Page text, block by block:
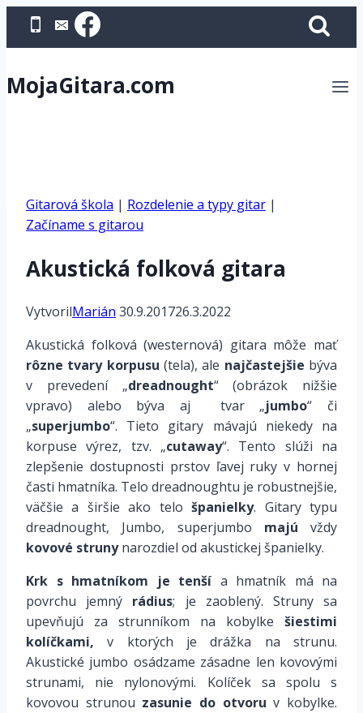
Skip
MojaGitara.com
Gitarová škola | Rozdelenie a typy gitar |
Začíname s gitarou
Akustická folková gitara
VytvorilMarián 30.9.201726.3.2022
Akustická folková (westernová) gitara môže mať
rôzne tvary korpusu (tela), ale najčastejšie býva
v prevedení „dreadnought“ (obrázok nižšie
vpravo) alebo býva aj tvar „jumbo“ či
„superjumbo“. Tieto gitary mávajú niekedy na
korpuse výrez, tzv. „cutaway“. Tento slúži na
zlepšenie dostupnosti prstov ľavej ruky v hornej
časti hmatníka. Telo dreadnoughtu je robustnejšie,
väčšie a širšie ako telošpanielky. Gitary typu
dreadnought, Jumbo, superjumbo majú vždy
kovové strunynarozdiel od akustickej španielky.
Krk s hmatníkom je tenší a hmatník má na
povrchu jemný rádius; je zaoblený. Struny sa
upevňujú za strunníkom na kobylke šiestimi
kolíčkami, v ktorých je drážka na strunu.
Akustické jumbo osádzame zásadne len kovovými
strunami, nie nylonovými. Kolíček sa spolu s
kovovou strunou zasunie do otvoru v kobylke.